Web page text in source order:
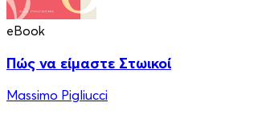
eBook
Πώς να είμαστε Στωικοί
Massimo Pigliucci